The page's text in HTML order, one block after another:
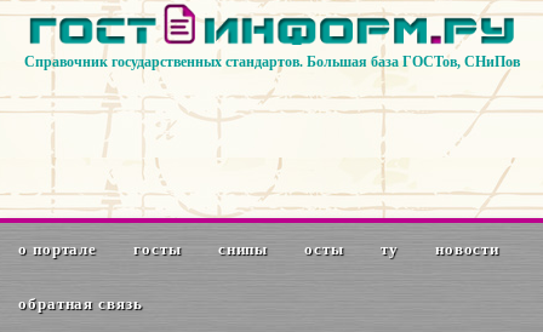
Справочник государственных стандартов. Большая база ГОСТов, СНиПов
о портале госты снипы осты ту новости
обратная связь